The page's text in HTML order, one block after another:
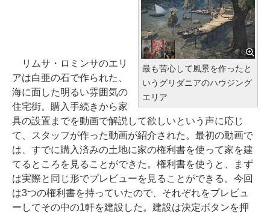
最も苦心して風景を作ったと
いうグリダニアのハウジング
エリア
リムサ・ロミンサのエリ
アは白亜の石で作られた、
海に面した明るい雰囲気の
住宅街。購入手続きから家
具の設置までを動画で解説して欲しいという声に応じ
て、スタッフが作った動画が紹介された。最初の動画で
は、すでに購入済みの土地に家の権利書を使って家を建
てるところを見ることができた。権利書を使うと、まず
は実際と同じ形でプレビューを見ることができる。今回
は3つの権利書を持っていたので、それぞれをプレビュ
ーしてその中の1軒を建設した。建設は決定ボタンを押